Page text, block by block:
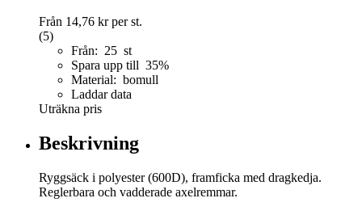
Från 14,76 krper st.
(5)
Från: 25 st
Spara upp till 35%
Material: bomull
Laddar data
Uträkna pris
Beskrivning
Ryggsäck i polyester (600D), framficka med dragkedja.
Reglerbara och vadderade axelremmar.